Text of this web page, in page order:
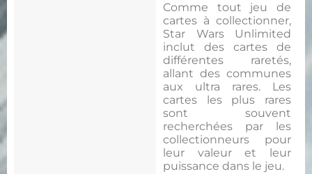
Comme tout jeu de
cartes à collectionner,
Star Wars Unlimited
inclut des cartes de
différentes raretés,
allant des communes
aux ultra rares. Les
cartes les plus rares
sont souvent
recherchées par les
collectionneurs pour
leur valeur et leur
puissance dans le jeu.